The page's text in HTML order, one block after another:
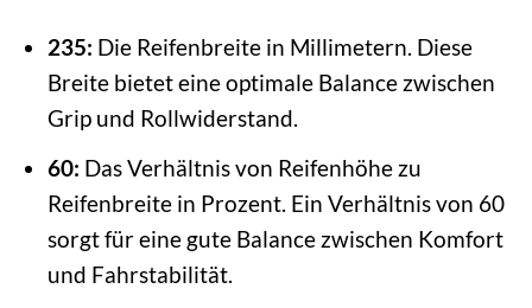
235: Die Reifenbreite in Millimetern. Diese
Breite bietet eine optimale Balance zwischen
Grip und Rollwiderstand.
60: Das Verhältnis von Reifenhöhe zu
Reifenbreite in Prozent. Ein Verhältnis von 60
sorgt für eine gute Balance zwischen Komfort
und Fahrstabilität.